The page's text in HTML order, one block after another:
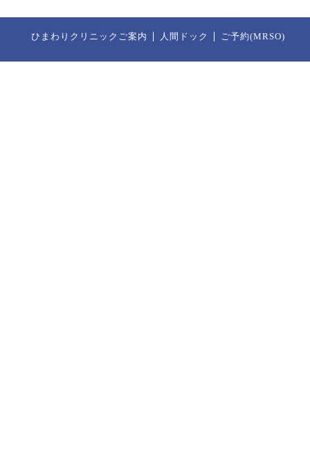
ひまわりクリニックご案内 人間ドック ご予約(MRSO)